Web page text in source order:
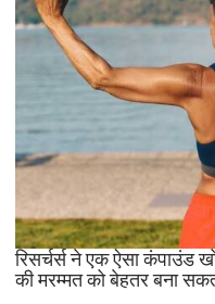
रिसर्चर्स ने एक ऐसा कंपाउंड
की मरम्मत को बेहतर बना